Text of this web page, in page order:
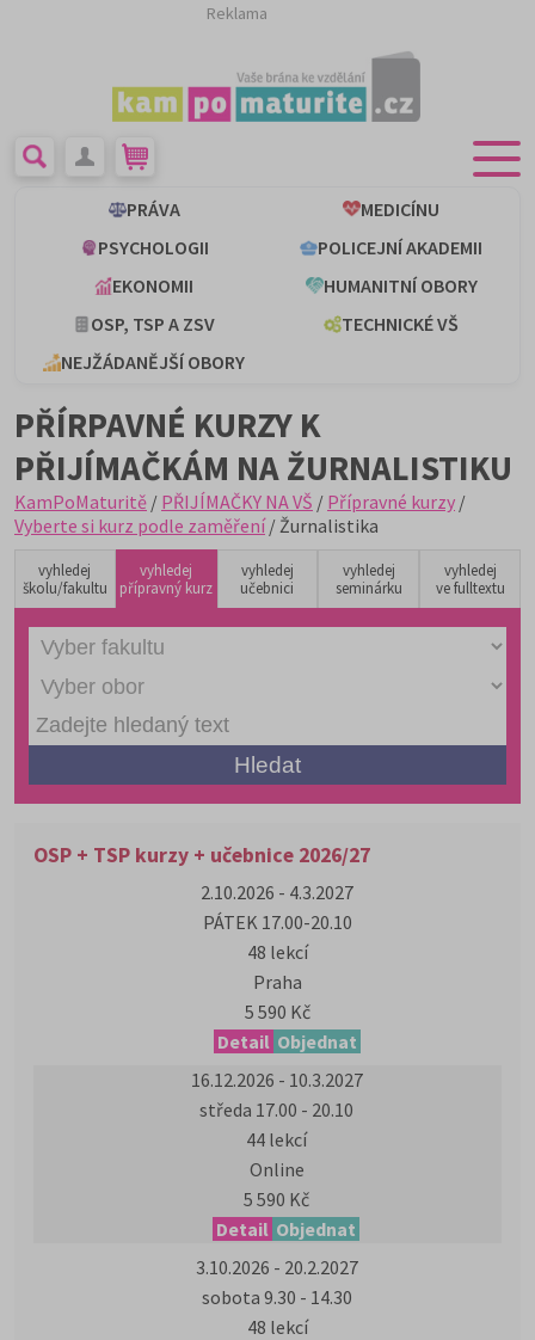
Reklama
PRÁVA
MEDICÍNU
PSYCHOLOGII
POLICEJNÍ AKADEMII
EKONOMII
HUMANITNÍ OBORY
OSP, TSP A ZSV
TECHNICKÉ VŠ
NEJŽÁDANĚJŠÍ OBORY
PŘÍRPAVNÉ KURZY K
PŘIJÍMAČKÁM NA ŽURNALISTIKU
KamPoMaturitě / PŘIJÍMAČKY NA VŠ / Přípravné kurzy /
Vyberte si kurz podle zaměření/ Žurnalistika
vyhledej
školu/fakultu
vyhledej
přípravný kurz
vyhledej
učebnici
vyhledej
seminárku
vyhledej
ve fulltextu
OSP + TSP kurzy + učebnice 2026/27
2.10.2026 - 4.3.2027
PÁTEK 17.00-20.10
48 lekcí
Praha
5 590 Kč
Detail Objednat
16.12.2026 - 10.3.2027
středa 17.00 - 20.10
44 lekcí
Online
5 590 Kč
Detail Objednat
3.10.2026 - 20.2.2027
sobota 9.30 - 14.30
48 lekcí